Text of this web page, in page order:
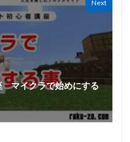
Next
マイクラで始めにする